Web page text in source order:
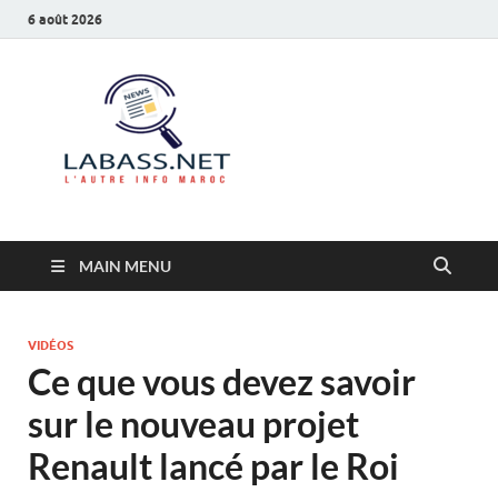
6 août 2026
MAIN MENU
VIDÉOS
Ce que vous devez savoir
sur le nouveau projet
Renault lancé par le Roi